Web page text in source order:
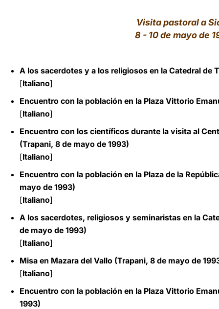
中文
LATINE
Visita pastoral a
8 - 10 de mayo de
A los sacerdotes y a los religiosos en la Catedral de
[Italiano]
Encuentro con la población en la Plaza Vittorio
[Italiano]
Encuentro con los científicos durante la visita al
(Trapani, 8 de mayo de 1993)
[Italiano]
Encuentro con la población en la Plaza de la
mayo de 1993)
[Italiano]
A los sacerdotes, religiosos y seminaristas en la
de mayo de 1993)
[Italiano]
Misa en Mazara del Vallo (Trapani, 8 de mayo de
[Italiano]
Encuentro con la población en la Plaza Vittorio
1993)